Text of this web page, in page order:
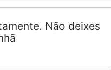
Não deixes